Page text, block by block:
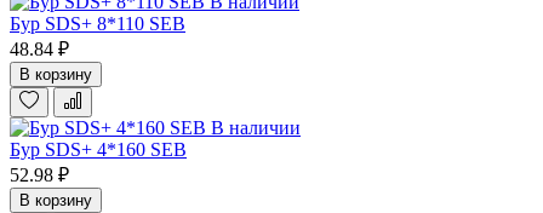
Бур SDS+ 8*110 SEB
48.84 ₽
В корзину
В наличии
Бур SDS+ 4*160 SEB
52.98 ₽
В корзину